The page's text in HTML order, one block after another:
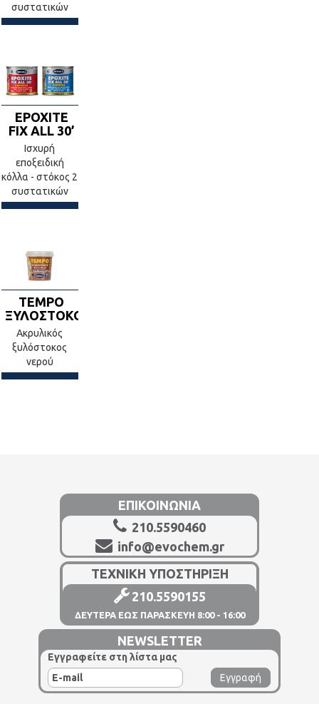
συστατικών
EPOXITE
FIX ALL 30’
Ισχυρή
εποξειδική
κόλλα - στόκος 2
συστατικών
TEMPO
ΞΥΛΟΣΤΟΚΟΣ
Ακρυλικός
ξυλόστοκος
νερού
ΕΠΙΚΟΙΝΩΝΙΑ
210.5590460
info@evochem.gr
ΤΕΧΝΙΚΗ ΥΠΟΣΤΗΡΙΞΗ
210.5590155
ΔΕΥΤΕΡΑ ΕΩΣ ΠΑΡΑΣΚΕΥΗ 8:00 - 16:00
NEWSLETTER
Εγγραφείτε στη λίστα μας